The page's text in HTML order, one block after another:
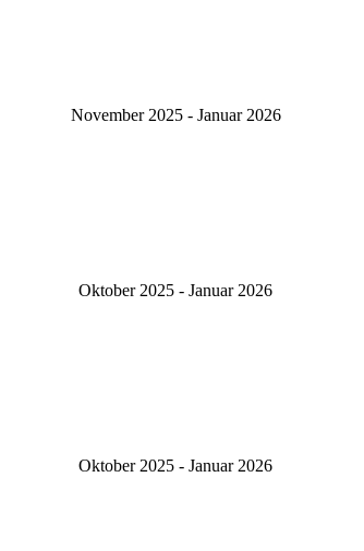
November 2025 - Januar 2026
Oktober 2025 - Januar 2026
Oktober 2025 - Januar 2026